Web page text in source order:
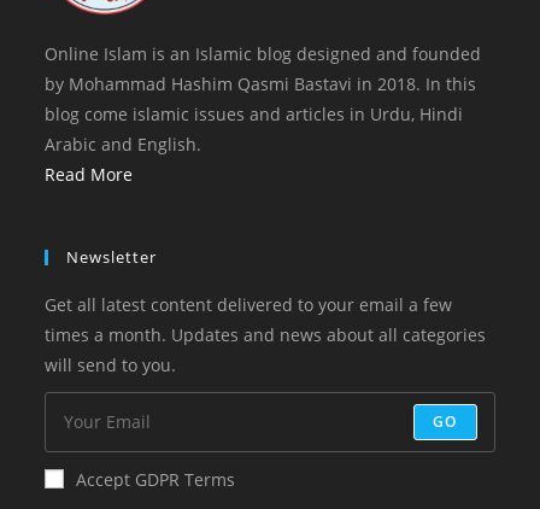
Online Islam is an Islamic blog designed and founded
by Mohammad Hashim Qasmi Bastavi in 2018. In this
blog come islamic issues and articles in Urdu, Hindi
Arabic and English.
Read More
Newsletter
Get all latest content delivered to your email a few
times a month. Updates and news about all categories
will send to you.
GO
Accept GDPR Terms